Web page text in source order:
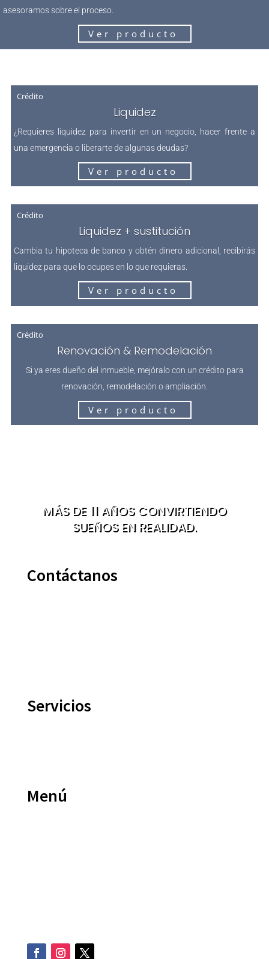
asesoramos sobre el proceso.
Ver producto
Crédito
Liquidez
¿Requieres liquidez para invertir en un negocio, hacer frente a
una emergencia o liberarte de algunas deudas?
Ver producto
Crédito
Liquidez + sustitución
Cambia tu hipoteca de banco y obtén dinero adicional, recibirás
liquidez para que lo ocupes en lo que requieras.
Ver producto
Crédito
Renovación & Remodelación
Si ya eres dueño del inmueble, mejóralo con un crédito para
renovación, remodelación o ampliación.
Ver producto
MÁS DE 11 AÑOS CONVIRTIENDO
SUEÑOS EN REALIDAD.
Contáctanos
Servicios
Menú